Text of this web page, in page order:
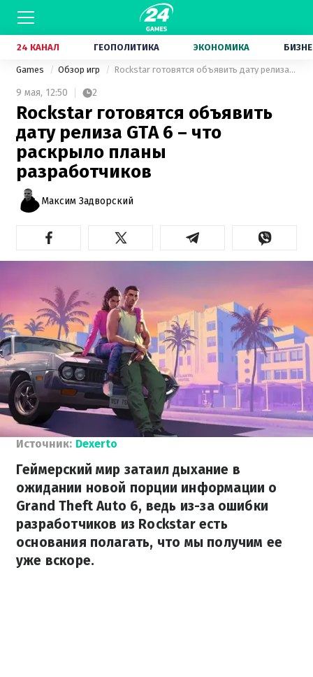
24 КАНАЛ ГЕОПОЛИТИКА ЭКОНОМИКА
Games Обзор игр Rockstar готовятся объявить дату релиза GTA 6 – что раскрыло планы разработчиков
9 мая, 12:50 2
Rockstar готовятся объявить
дату релиза GTA 6 – что
раскрыло планы
разработчиков
Максим Задворский
Источник: Dexerto
Геймерский мир затаил дыхание в
ожидании новой порции информации о
Grand Theft Auto 6, ведь из-за ошибки
разработчиков из Rockstar есть
основания полагать, что мы получим ее
уже вскоре.